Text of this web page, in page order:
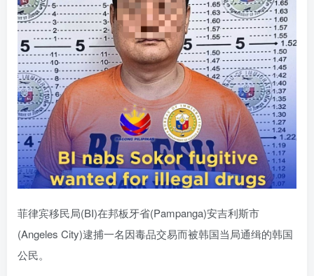
菲律宾移民局(BI)在邦板牙省(Pampanga)安吉利斯市
(Angeles City)逮捕一名因毒品交易而被韩国当局通缉的韩国
公民。